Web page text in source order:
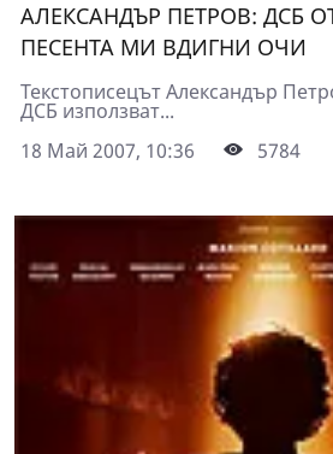
АЛЕКСАНДЪР ПЕТРОВ: ДСБ
ПЕСЕНТА МИ ВДИГНИ ОЧИ
Текстописецът Александър
ДСБ използват...
18 Май 2007, 10:36
5784